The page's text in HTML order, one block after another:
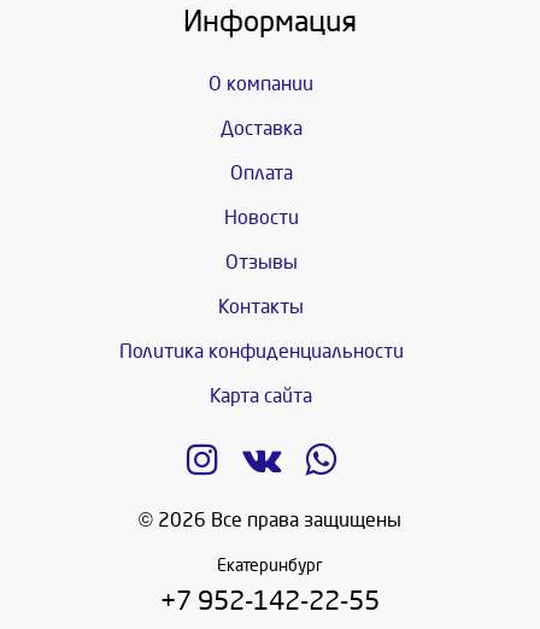
Информация
О компании
Доставка
Оплата
Новости
Отзывы
Контакты
Политика конфиденциальности
Карта сайта
© 2026 Все права защищены
Екатеринбург
+7 952-142-22-55